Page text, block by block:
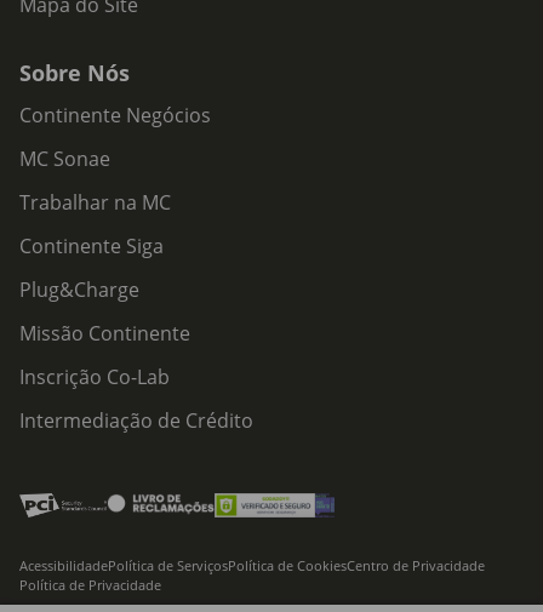
Mapa do Site
Sobre Nós
Continente Negócios
MC Sonae
Trabalhar na MC
Continente Siga
Plug&Charge
Missão Continente
Inscrição Co-Lab
Intermediação de Crédito
AcessibilidadePolítica de ServiçosPolítica de CookiesCentro de Privacidade
Política de Privacidade